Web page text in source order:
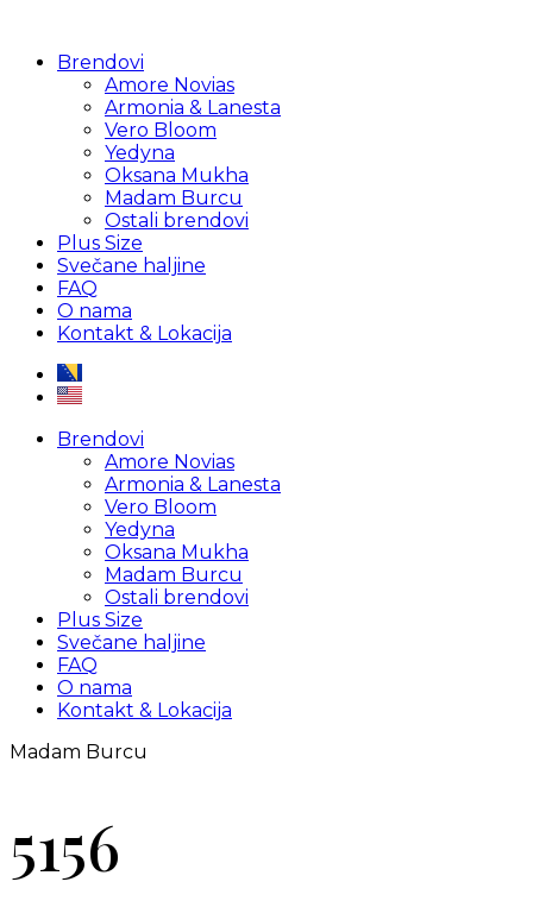
Brendovi
Amore Novias
Armonia & Lanesta
Vero Bloom
Yedyna
Oksana Mukha
Madam Burcu
Ostali brendovi
Plus Size
Svečane haljine
FAQ
O nama
Kontakt & Lokacija
Brendovi
Amore Novias
Armonia & Lanesta
Vero Bloom
Yedyna
Oksana Mukha
Madam Burcu
Ostali brendovi
Plus Size
Svečane haljine
FAQ
O nama
Kontakt & Lokacija
Madam Burcu
5156